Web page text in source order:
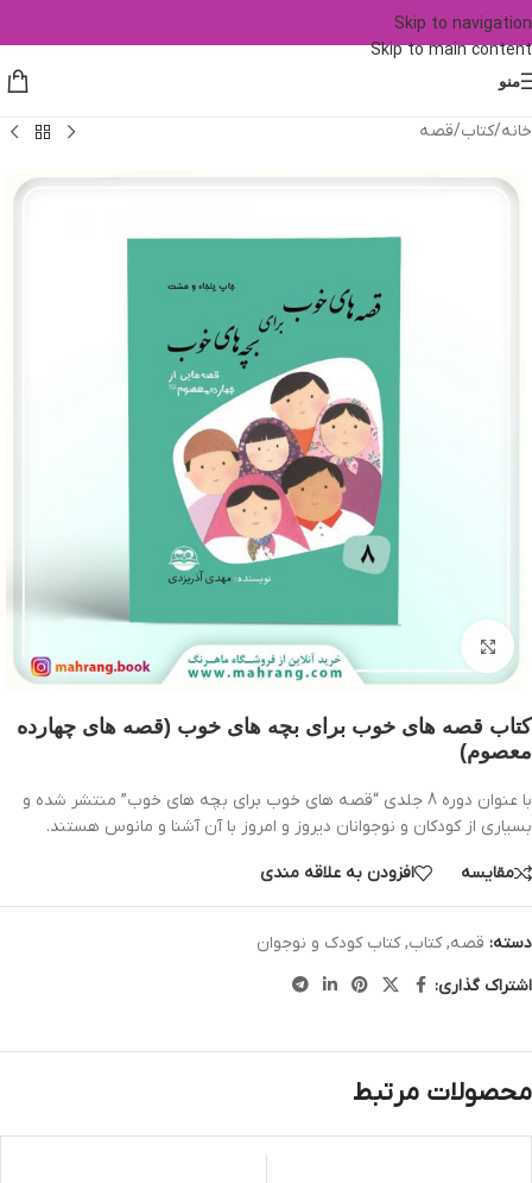
Skip to navigation
Skip to main content
منو
خانه/کتاب/قصه
بزرگنمایی تصویر
کتاب قصه های خوب برای بچه های خوب (قصه های چهارده
معصوم)
با عنوان دوره 8 جلدی “قصه های خوب برای بچه های خوب” منتشر شده و
بسیاری از کودکان و نوجوانان دیروز و امروز با آن آشنا و مانوس هستند.
مقایسه افزودن به علاقه مندی
دسته: قصه, کتاب, کتاب کودک و نوجوان
اشتراک گذاری:
محصولات مرتبط